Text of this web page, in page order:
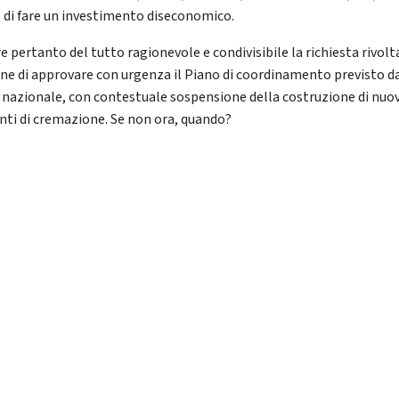
di fare un investimento diseconomico.
pertanto del tutto ragionevole e condivisibile la richiesta
di approvare con urgenza il Piano di coordinamento previsto
con contestuale sospensione della costruzione di
di cremazione. Se non ora, quando?